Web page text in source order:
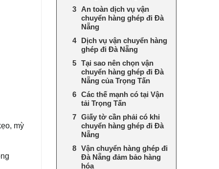
mỳ
An toàn dịch vụ vận
chuyển hàng ghép đi Đà
Nẵng
Dịch vụ vận chuyển hàng
ghép đi Đà Nẵng
Tại sao nên chọn vận
chuyển hàng ghép đi Đà
Nẵng của Trọng Tấn
Các thế mạnh có tại Vận
tải Trọng Tấn
Giấy tờ cần phải có khi
chuyển hàng ghép đi Đà
Nẵng
Vận chuyển hàng ghép đi
Đà Nẵng đảm bảo hàng
hóa